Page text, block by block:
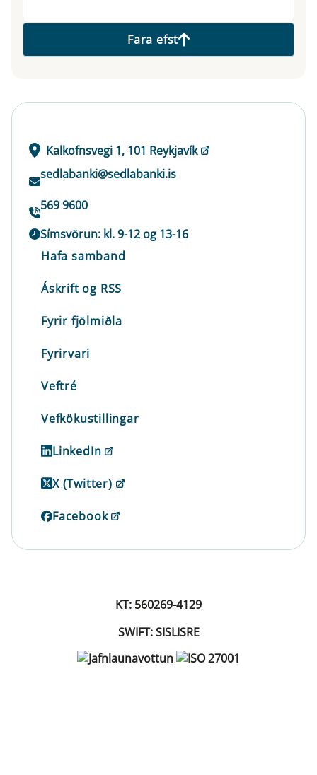
Fara efst
Kalkofnsvegi 1, 101 Reykjavík
sedlabanki@sedlabanki.is
569 9600
Símsvörun: kl. 9-12 og 13-16
Hafa samband
Áskrift og RSS
Fyrir fjölmiðla
Fyrirvari
Veftré
Vefkökustillingar
LinkedIn
X (Twitter)
Facebook
KT: 560269-4129
SWIFT: SISLISRE